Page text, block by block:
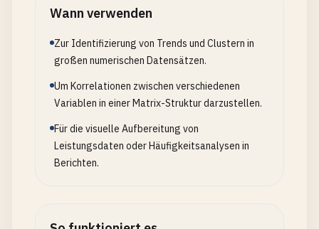
Wann verwenden
Zur Identifizierung von Trends und Clustern in
großen numerischen Datensätzen.
Um Korrelationen zwischen verschiedenen
Variablen in einer Matrix-Struktur darzustellen.
Für die visuelle Aufbereitung von
Leistungsdaten oder Häufigkeitsanalysen in
Berichten.